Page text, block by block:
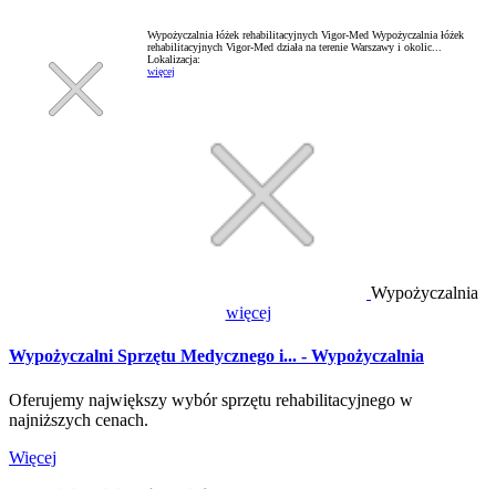
Wypożyczalnia łóżek rehabilitacyjnych Vigor-Med Wypożyczalnia łóżek
rehabilitacyjnych Vigor-Med działa na terenie Warszawy i okolic...
Lokalizacja:
więcej
Wypożyczalnia
więcej
Wypożyczalni Sprzętu Medycznego i... - Wypożyczalnia
Oferujemy największy wybór sprzętu rehabilitacyjnego w
najniższych cenach.
Więcej